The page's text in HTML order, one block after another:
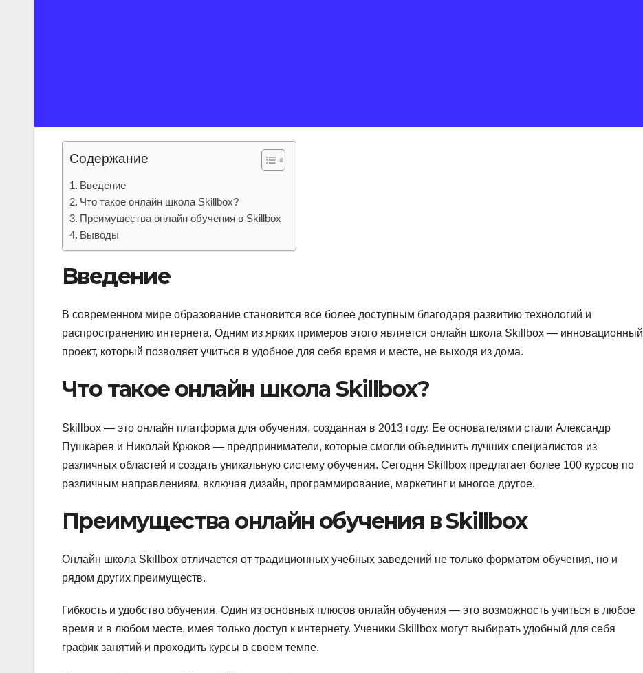
Содержание
Введение
Что такое онлайн школа Skillbox?
Преимущества онлайн обучения в Skillbox
Выводы
Введение
В современном мире образование становится все более доступным благодаря развитию технологий и
распространению интернета. Одним из ярких примеров этого является онлайн школа Skillbox — инновационный
проект, который позволяет учиться в удобное для себя время и месте, не выходя из дома.
Что такое онлайн школа Skillbox?
Skillbox — это онлайн платформа для обучения, созданная в 2013 году. Ее основателями стали Александр
Пушкарев и Николай Крюков — предприниматели, которые смогли объединить лучших специалистов из
различных областей и создать уникальную систему обучения. Сегодня Skillbox предлагает более 100 курсов по
различным направлениям, включая дизайн, программирование, маркетинг и многое другое.
Преимущества онлайн обучения в Skillbox
Онлайн школа Skillbox отличается от традиционных учебных заведений не только форматом обучения, но и
рядом других преимуществ.
Гибкость и удобство обучения. Один из основных плюсов онлайн обучения — это возможность учиться в любое
время и в любом месте, имея только доступ к интернету. Ученики Skillbox могут выбирать удобный для себя
график занятий и проходить курсы в своем темпе.